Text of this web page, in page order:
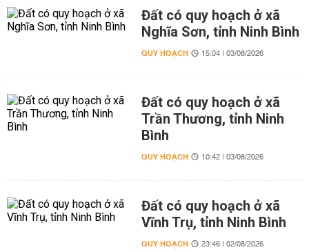
Đất có quy hoạch ở xã
Nghĩa Sơn, tỉnh Ninh Bình
QUY HOẠCH 15:04 | 03/08/2026
Đất có quy hoạch ở xã
Trần Thương, tỉnh Ninh
Bình
QUY HOẠCH 10:42 | 03/08/2026
Đất có quy hoạch ở xã
Vĩnh Trụ, tỉnh Ninh Bình
QUY HOẠCH 23:46 | 02/08/2026